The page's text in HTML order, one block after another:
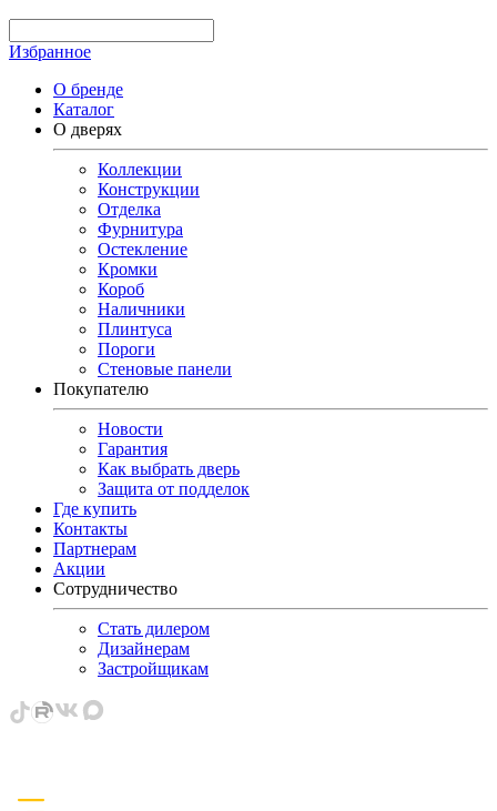
Избранное
О бренде
Каталог
О дверях
Коллекции
Конструкции
Отделка
Фурнитура
Остекление
Кромки
Короб
Наличники
Плинтуса
Пороги
Стеновые панели
Покупателю
Новости
Гарантия
Как выбрать дверь
Защита от подделок
Где купить
Контакты
Партнерам
Акции
Сотрудничество
Стать дилером
Дизайнерам
Застройщикам